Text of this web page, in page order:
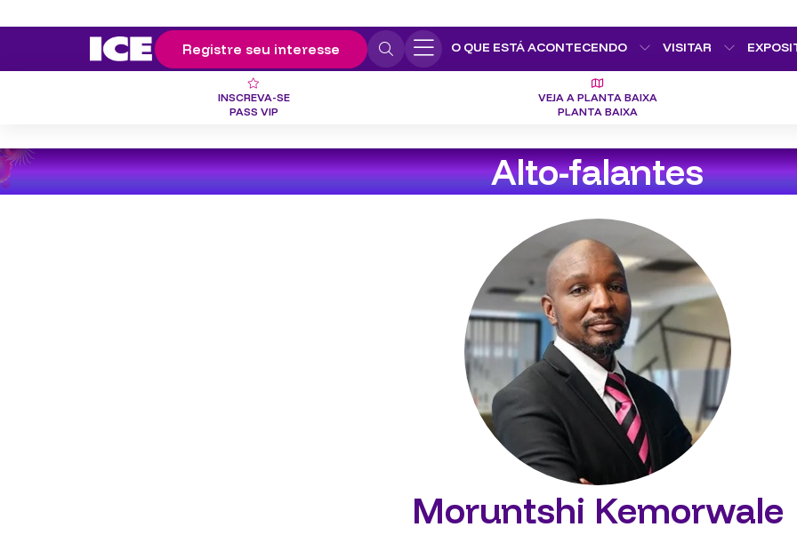
Registre seu interesse O QUE ESTÁ ACONTECENDO VISITAR
INSCREVA-SE
PASS VIP
VEJA A PLANTA BAIXA
PLANTA BAIXA
Alto-falantes
Moruntshi Kemorwale